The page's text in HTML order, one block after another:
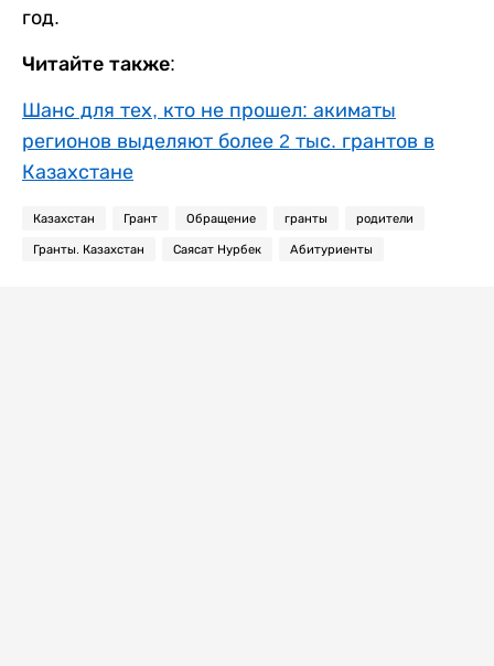
год.
Читайте также:
Шанс для тех, кто не прошел: акиматы
регионов выделяют более 2 тыс. грантов в
Казахстане
Казахстан Грант Обращение гранты родители
Гранты. Казахстан Саясат Нурбек Абитуриенты